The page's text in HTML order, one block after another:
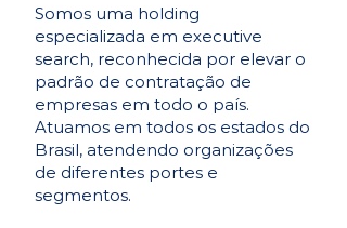
Somos uma holding
especializada em executive
search, reconhecida por elevar o
padrão de contratação de
empresas em todo o país.
Atuamos em todos os estados do
Brasil, atendendo organizações
de diferentes portes e
segmentos.